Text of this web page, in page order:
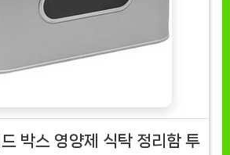
박스 영양제 식탁 정리함 투